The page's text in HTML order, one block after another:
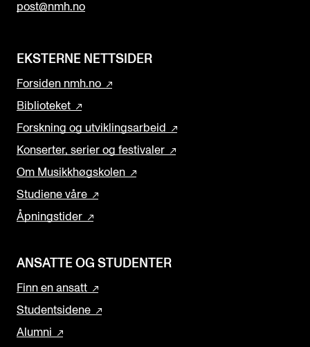
post@nmh.no
EKSTERNE NETTSIDER
Forsiden nmh.no
Biblioteket
Forskning og utviklingsarbeid
Konserter, serier og festivaler
Om Musikkhøgskolen
Studiene våre
Åpningstider
ANSATTE OG STUDENTER
Finn en ansatt
Studentsidene
Alumni